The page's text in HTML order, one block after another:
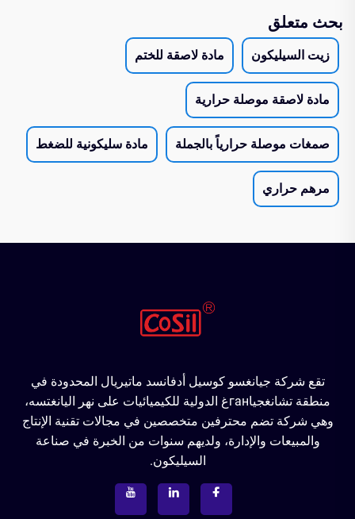
بحث متعلق
زيت السيليكون مادة لاصقة للختم
مادة لاصقة موصلة حرارية
صمغات موصلة حرارياً بالجملة مادة سليكونية للضغط
مرهم حراري
تقع شركة جيانغسو كوسيل أدفانسد ماتيريال المحدودة في
منطقة تشانغجياганغ الدولية للكيميائيات على نهر اليانغتسه،
وهي شركة تضم محترفين متخصصين في مجالات تقنية الإنتاج
والمبيعات والإدارة، ولديهم سنوات من الخبرة في صناعة
السيليكون.